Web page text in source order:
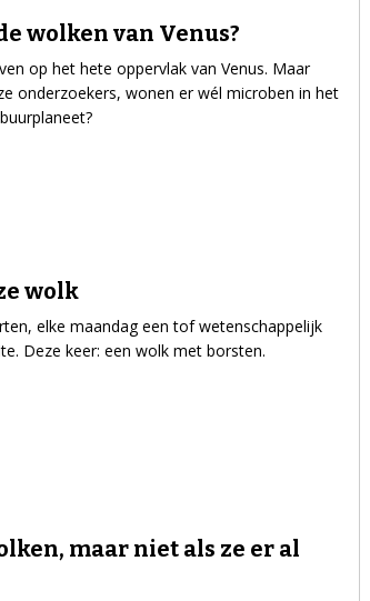
wolken van Venus?
op het hete oppervlak van Venus. Maar
onderzoekers, wonen er wél microben in het
wolk
elke maandag een tof wetenschappelijk
Deze keer: een wolk met borsten.
maar niet als ze er al